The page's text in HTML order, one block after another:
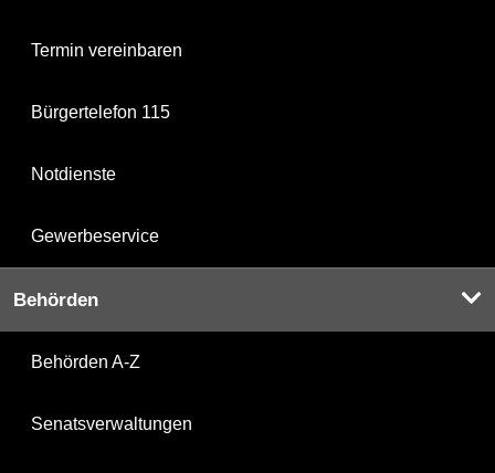
Termin vereinbaren
Bürgertelefon 115
Notdienste
Gewerbeservice
Behörden
Behörden A-Z
Senatsverwaltungen